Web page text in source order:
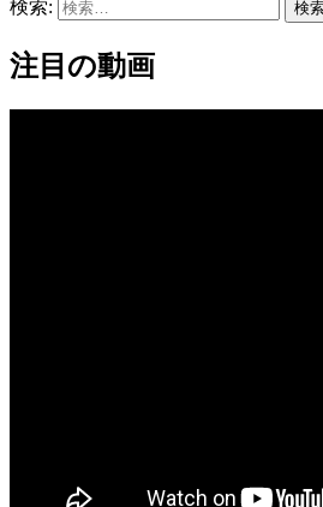
検索:
注目の動画